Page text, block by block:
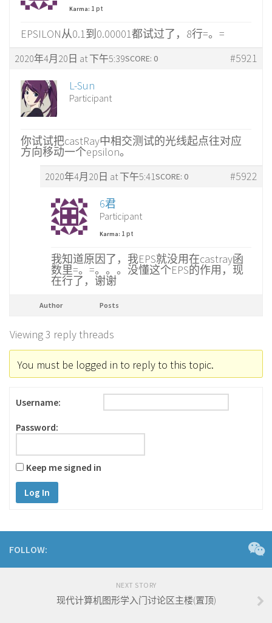
Karma: 1 pt
EPSILON从0.1到0.00001都试过了，8行=。=
2020年4月20日 at 下午5:39 #5921
SCORE: 0
L-Sun
Participant
你试试把castRay中相交测试的光线起点往对应
方向移动一个epsilon。
2020年4月20日 at 下午5:41 #5922
SCORE: 0
6君
Participant
Karma: 1 pt
我知道原因了，我EPS就没用在castray函
数里=。=。。。没懂这个EPS的作用，现
在行了，谢谢
Author Posts
Viewing 3 reply threads
You must be logged in to reply to this topic.
Username:
Password:
Keep me signed in
Log In
FOLLOW:
NEXT STORY
现代计算机图形学入门讨论区主楼(置顶)